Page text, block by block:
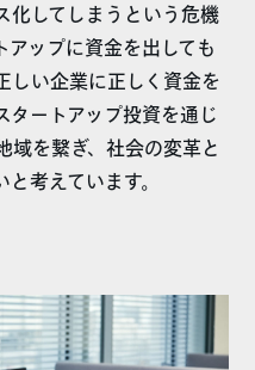
化してしまうという危機
ップに資金を出しても
しい企業に正しく資金を
タートアップ投資を通じ
域を繋ぎ、社会の変革と
考えています。